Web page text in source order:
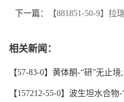
标准;技术支持;湖北研科时
下一篇： 【881851-50-9】
证；支持定制；MSDS等技术
相关新闻：
【57-83-0】黄体酮-“研”无止
北研科时代】支持三方验证；
【157212-55-0】波生坦水合